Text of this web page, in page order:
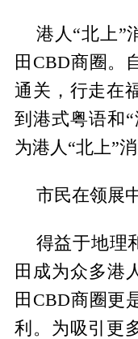
港人“北上”
田CBD商圈。
通关，行走在
到港式粤语和
为港人“北上”
市民在领展
得益于地理
田成为众多港
田CBD商圈更
利。为吸引更